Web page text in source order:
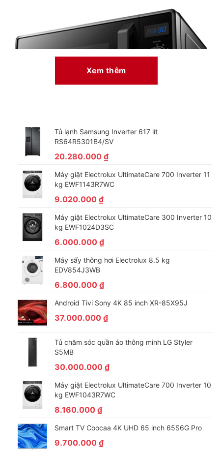
Khóa trẻ em an toàn
nhanh chóng mang đến cho gia đình bạn những bữa ăn ngon
với nhiều món ăn phong phú, đa dạng. Chức năng khóa an toàn
giúp hạn chế những nguy hiểm không đáng có khi trẻ vô tình
đùa nghịch xung quanh lò, mang đến sự an tâm cho các gia
đình có con nhỏ. Đi kèm lò có đĩa thủy tinh, trục xoay, vòng
xoay nên các món ăn được nấu đều hương vị thơm ngon, hấp
THÔNG SỐ KỸ THUẬT
Thương hiệu
Toshiba
Mã sản phẩm
MW2-AG24PC(BK)
Cơ
24 Lít
Công suất nấu
800 W
Công suất nướng
1000 W
Nút vặn
Xem thêm
Tủ lạnh Samsung Inverter 617 lít
RS64R5301B4/SV
20.280.000 ₫
Máy giặt Electrolux UltimateCare 700 Inverter 11
kg EWF1143R7WC
9.020.000 ₫
Máy giặt Electrolux UltimateCare 300 Inverter 10
kg EWF1024D3SC
6.000.000 ₫
Máy sấy thông hơi Electrolux 8.5 kg
EDV854J3WB
6.800.000 ₫
Android Tivi Sony 4K 85 inch XR-85X95J
37.000.000 ₫
Tủ chăm sóc quần áo thông minh LG Styler
S5MB
30.000.000 ₫
Máy giặt Electrolux UltimateCare 700 Inverter 10
kg EWF1043R7WC
8.160.000 ₫
Smart TV Coocaa 4K UHD 65 inch 65S6G Pro
9.700.000 ₫